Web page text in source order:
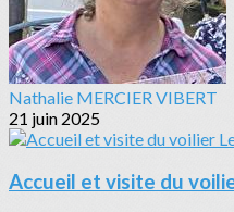
Nathalie MERCIER VIBERT
21 juin 2025
Accueil et visite du